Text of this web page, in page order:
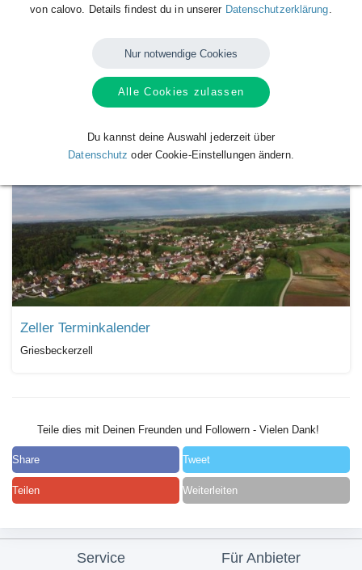
VerfügbareKalendervonGriesbeckerzell
Zeller Terminkalender
Griesbeckerzell
Teile dies mit Deinen Freunden und Followern - Vielen Dank!
Share Tweet
Teilen Weiterleiten
Service Für Anbieter
von calovo. Details findest du in unserer Datenschutzerklärung
Nur notwendige Cookies
Alle Cookies zulassen
Du kannst deine Auswahl jederzeit über
Datenschutz oder Cookie-Einstellungen ändern.